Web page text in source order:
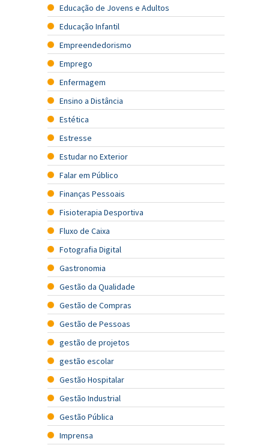
Educação de Jovens e Adultos
Educação Infantil
Empreendedorismo
Emprego
Enfermagem
Ensino a Distância
Estética
Estresse
Estudar no Exterior
Falar em Público
Finanças Pessoais
Fisioterapia Desportiva
Fluxo de Caixa
Fotografia Digital
Gastronomia
Gestão da Qualidade
Gestão de Compras
Gestão de Pessoas
gestão de projetos
gestão escolar
Gestão Hospitalar
Gestão Industrial
Gestão Pública
Imprensa